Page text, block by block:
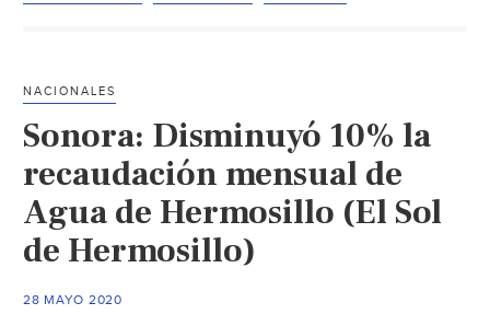
de
NACIONALES
Sonora: Disminuyó 10% la
recaudación mensual de
Agua de Hermosillo (El Sol
de Hermosillo)
28 MAYO 2020